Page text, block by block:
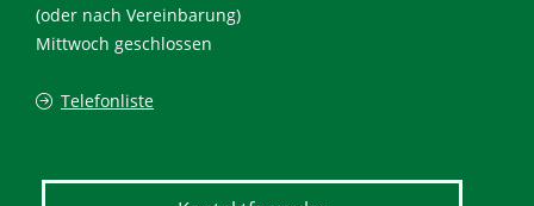
(oder nach Vereinbarung)
Mittwoch geschlossen
Telefonliste